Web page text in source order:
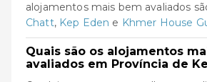
alojamentos mais bem avaliados
Chatt, Kep Eden e Khmer House
Quais são os alojamentos
avaliados em Província de